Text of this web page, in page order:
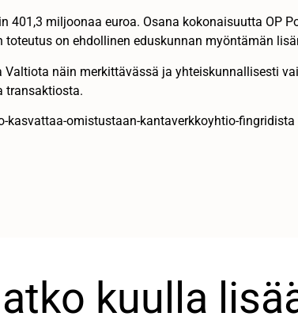
401,3 miljoonaa euroa. Osana kokonaisuutta OP
toteutus on ehdollinen eduskunnan myöntämän
Valtiota näin merkittävässä ja yhteiskunnallisesti
transaktiosta.
omistustaan-kantaverkkoyhtio-fingridista
kuulla